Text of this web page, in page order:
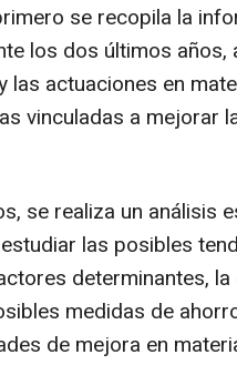
se recopila la
los dos últimos
actuaciones en
vinculadas a mejorar
se realiza un análisis
las posibles
determinantes,
medidas de
de mejora en